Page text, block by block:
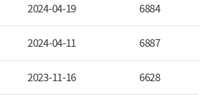
2024-04-19 6884
2024-04-11 6887
2023-11-16 6628